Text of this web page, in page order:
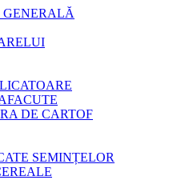
GENERALĂ
DE CARTOF
SEMINȚELOR